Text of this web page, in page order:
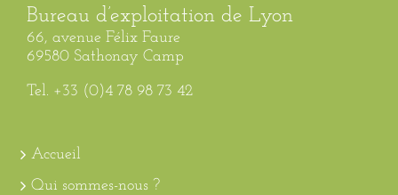
Bureau d’exploitation de Lyon
66, avenue Félix Faure
69580 Sathonay Camp
Tel. +33 (0)4 78 98 73 42
Accueil
Qui sommes-nous ?